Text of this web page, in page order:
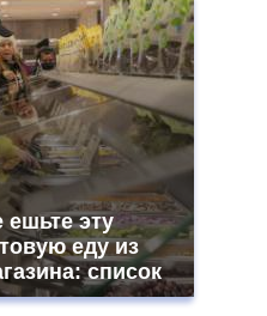
ешьте эту
еду из
список